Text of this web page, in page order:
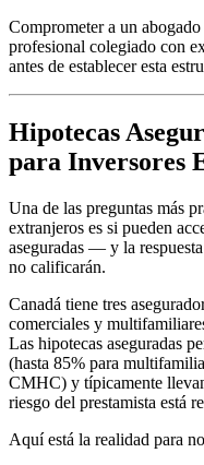
Comprometer a un
profesional colegiado con
antes de establecer esta
Hipotecas
para Inversores
Una de las preguntas más
extranjeros es si pueden
aseguradas — y la
no calificarán.
Canadá tiene tres
comerciales y
Las hipotecas aseguradas
(hasta 85% para
CMHC) y típicamente
riesgo del prestamista está
Aquí está la realidad para